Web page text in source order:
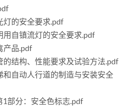
灯的安全要求.pdf
用自镇流灯的安全要求.pdf
产品.pdf
的结构、性能要求及试验方法.pdf
和自动人行道的制造与安装安全
1部分：安全色标志.pdf